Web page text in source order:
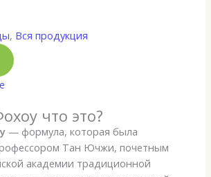
, Вся продукция
что это?
— формула, которая была
Тан Ючжи, почетным
академии традиционной